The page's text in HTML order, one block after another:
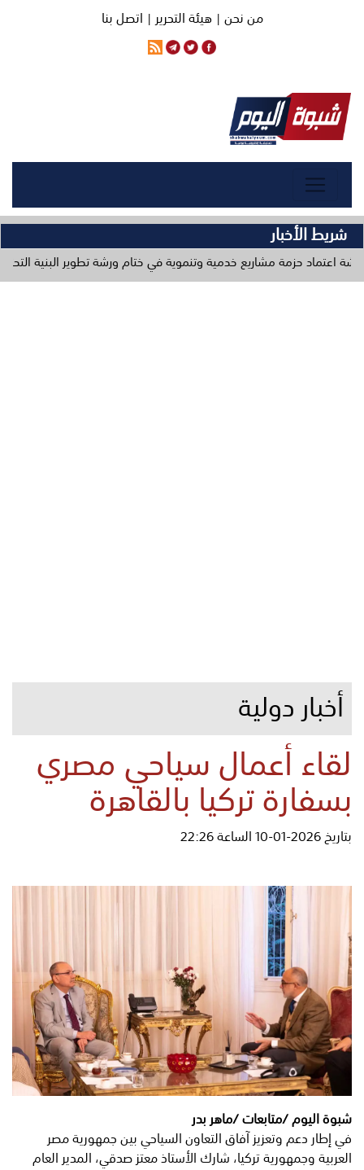
من نحن |هيئة التحرير | اتصل بنا
شريط الأخبار
مشاريع خدمية وتنموية في ختام ورشة تطوير البنية التحتية
أخبار دولية
لقاء أعمال سياحي مصري
بسفارة تركيا بالقاهرة
بتاريخ 2026-01-10 الساعة 22:26
شبوة اليوم /متابعات /ماهر بدر
في إطار دعم وتعزيز آفاق التعاون السياحي بين جمهورية مصر
العربية وجمهورية تركيا، شارك الأستاذ معتز صدقي، المدير العام